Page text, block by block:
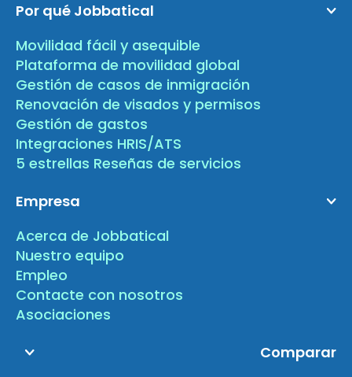
Por qué Jobbatical
Movilidad fácil y asequible
Plataforma de movilidad global
Gestión de casos de inmigración
Renovación de visados y permisos
Gestión de gastos
Integraciones HRIS/ATS
5 estrellas Reseñas de servicios
Empresa
Acerca de Jobbatical
Nuestro equipo
Empleo
Contacte con nosotros
Asociaciones
Comparar